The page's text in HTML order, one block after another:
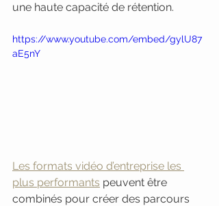
une haute capacité de rétention.
https://www.youtube.com/embed/gylU87
aE5nY
Les formats vidéo d’entreprise les
plus performants peuvent être
combinés pour créer des parcours